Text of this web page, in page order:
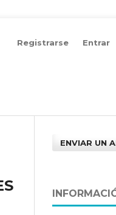
Registrarse Entrar
ENVIAR UN